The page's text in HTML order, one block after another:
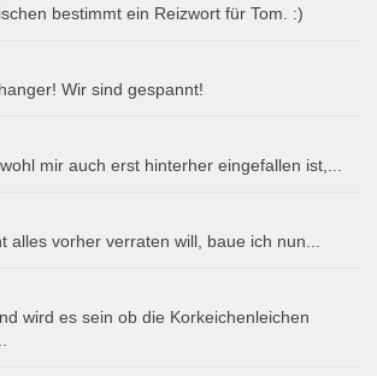
bestimmt ein Reizwort für Tom. :)
Wir sind gespannt!
mir auch erst hinterher eingefallen ist,...
alles vorher verraten will, baue ich nun...
wird es sein ob die Korkeichenleichen